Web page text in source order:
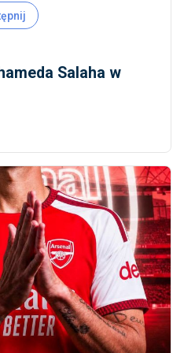
Salaha w